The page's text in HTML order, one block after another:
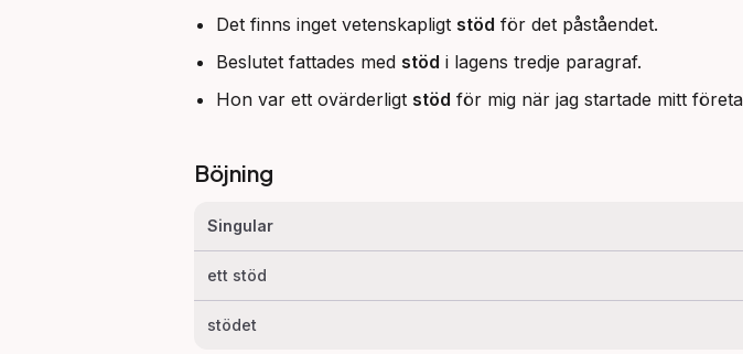
Det finns inget vetenskapligt stöd för det påståendet.
Beslutet fattades med stöd i lagens tredje paragraf.
Hon var ett ovärderligt stöd för mig när jag startade mitt
Böjning
Singular
ett stöd
stödet